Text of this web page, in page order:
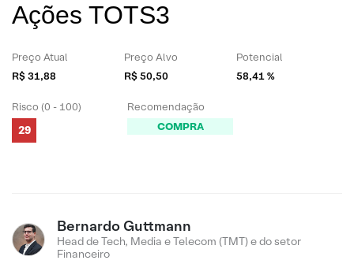
Ações TOTS3
Preço Atual
R$ 31,88
Preço Alvo
R$ 50,50
Potencial
58,41 %
Risco (0 - 100)
29
Recomendação
COMPRA
Bernardo Guttmann
Head de Tech, Media e Telecom (TMT) e do setor
Financeiro